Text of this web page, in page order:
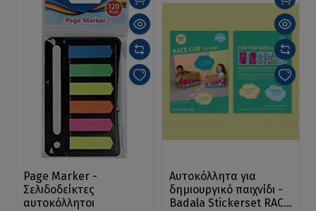
Page Marker -
Σελιδοδείκτες
αυτοκόλλητοι
Αυτοκόλλητα για
δημιουργικό παιχνίδι -
Badala Stickerset RACE